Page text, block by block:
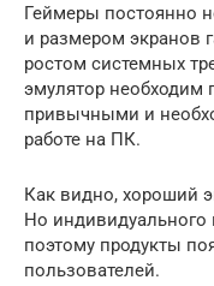
Геймеры постоянно
и размером экранов
ростом системных
эмулятор необходим
привычными и
работе на ПК.
Как видно, хороший
Но
поэтому продукты
пользователей.